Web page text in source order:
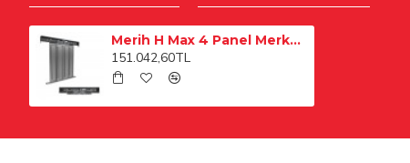
Merih H Max 4 Panel Merkezi 2700 mm Ral Boyalı Kat Kapısı
151.042,60TL